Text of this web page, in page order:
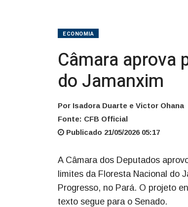
ECONOMIA
Câmara aprova
do Jamanxim
Por Isadora Duarte e Victor Ohana
Fonte: CFB Official
Publicado 21/05/2026 05:17
A Câmara dos Deputados
limites da Floresta Nacional do
Progresso, no Pará. O projeto
texto segue para o Senado.